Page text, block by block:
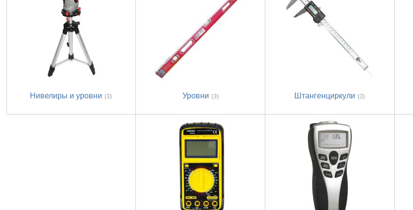
Нивелиры и уровни (3) Уровни (3) Штангенциркули (3)